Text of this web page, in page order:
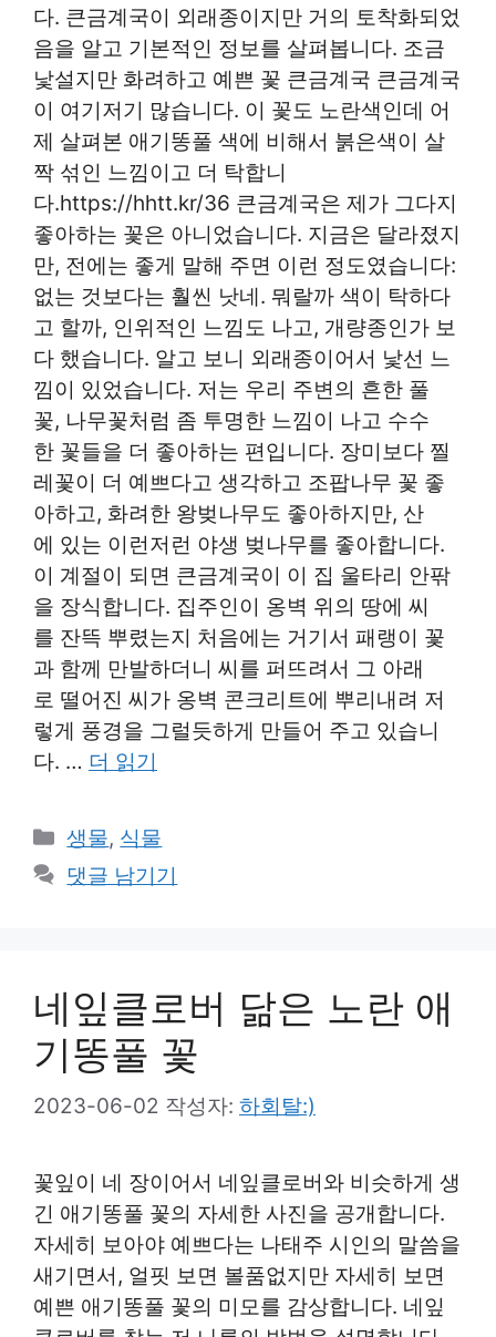
다. 큰금계국이 외래종이지만 거의 토착화되었
음을 알고 기본적인 정보를 살펴봅니다. 조금
낯설지만 화려하고 예쁜 꽃 큰금계국 큰금계국
이 여기저기 많습니다. 이 꽃도 노란색인데 어
제 살펴본 애기똥풀 색에 비해서 붉은색이 살
짝 섞인 느낌이고 더 탁합니
다.https://hhtt.kr/36 큰금계국은 제가 그다지
좋아하는 꽃은 아니었습니다. 지금은 달라졌지
만, 전에는 좋게 말해 주면 이런 정도였습니다:
없는 것보다는 훨씬 낫네. 뭐랄까 색이 탁하다
고 할까, 인위적인 느낌도 나고, 개량종인가 보
다 했습니다. 알고 보니 외래종이어서 낯선 느
낌이 있었습니다. 저는 우리 주변의 흔한 풀
꽃, 나무꽃처럼 좀 투명한 느낌이 나고 수수
한 꽃들을 더 좋아하는 편입니다. 장미보다 찔
레꽃이 더 예쁘다고 생각하고 조팝나무 꽃 좋
아하고, 화려한 왕벚나무도 좋아하지만, 산
에 있는 이런저런 야생 벚나무를 좋아합니다.
이 계절이 되면 큰금계국이 이 집 울타리 안팎
을 장식합니다. 집주인이 옹벽 위의 땅에 씨
를 잔뜩 뿌렸는지 처음에는 거기서 패랭이 꽃
과 함께 만발하더니 씨를 퍼뜨려서 그 아래
로 떨어진 씨가 옹벽 콘크리트에 뿌리내려 저
렇게 풍경을 그럴듯하게 만들어 주고 있습니
다. … 더 읽기
카
테
생물, 식물
댓글 남기기
네잎클로버 닮은 노란 애
기똥풀 꽃
2023-06-02 작성자: 하회탈:)
꽃잎이 네 장이어서 네잎클로버와 비슷하게 생
긴 애기똥풀 꽃의 자세한 사진을 공개합니다.
자세히 보아야 예쁘다는 나태주 시인의 말씀을
새기면서, 얼핏 보면 볼품없지만 자세히 보면
예쁜 애기똥풀 꽃의 미모를 감상합니다. 네잎